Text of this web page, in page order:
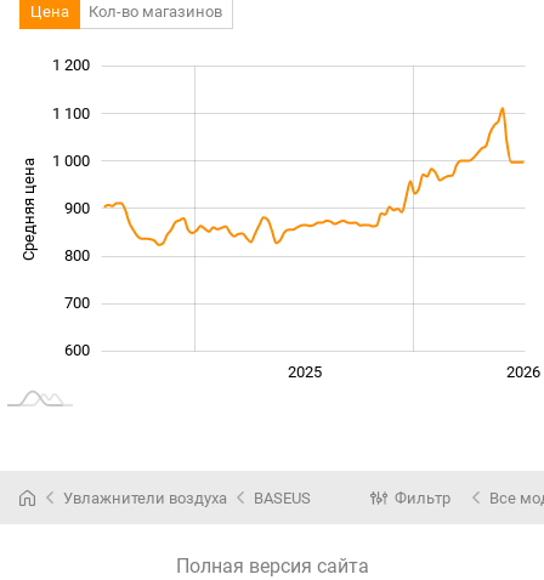
Цена Кол-во магазинов
Средняя цена 1 000
600
700
800
900
1 000
1 100
1 200
2025 2026
Увлажнители воздуха BASEUS Фильтр Все
Полная версия сайта